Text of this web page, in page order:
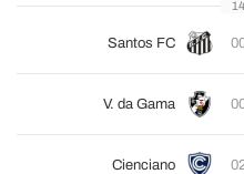
Santos FC
V. da Gama
Cienciano